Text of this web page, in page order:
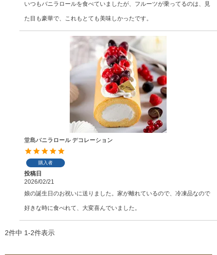
いつもバニラロールを食べていましたが、フルーツが乗ってるのは、見
た目も豪華で、これもとても美味しかったです。
堂島バニラロール デコレーション
購入者
投稿日
2026/02/21
娘の誕生日のお祝いに送りました。家が離れているので、冷凍品なので
好きな時に食べれて、大変喜んでいました。
2件中 1-2件表示